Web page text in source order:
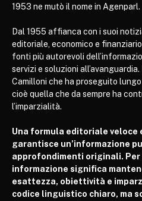
1953 ne mutò il nome in Agenparl.
Dal 1955 affianca con i suoi
editoriale, economico e
fonti più autorevoli
servizi e soluzioni
Camilloni che ha proseguito
cioè quella che da sempre ha
l’imparzialità.
Una formula editoriale veloce
garantisce un’informazione
approfondimenti originali.
informazione significa
esattezza, obiettività e
codice linguistico chiaro, ma